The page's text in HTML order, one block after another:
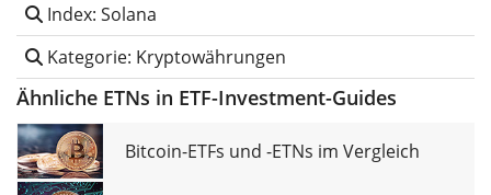
Index: Solana
Kategorie: Kryptowährungen
Ähnliche ETNs in ETF-Investment-Guides
Bitcoin-ETFs und -ETNs im Vergleich